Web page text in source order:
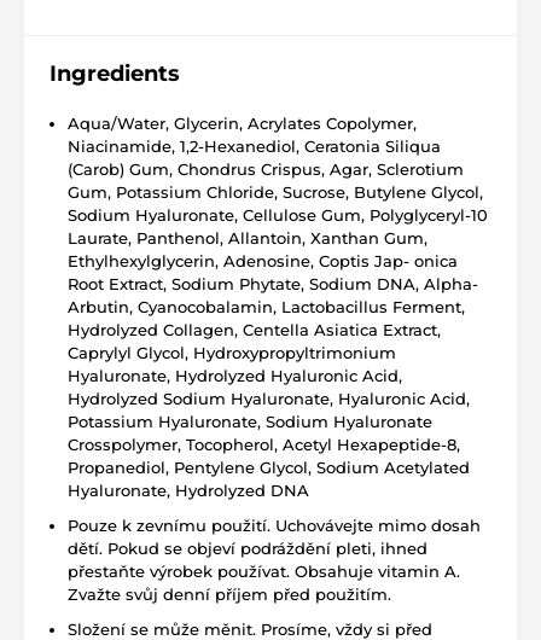
Ingredients
Aqua/Water, Glycerin, Acrylates Copolymer,
Niacinamide, 1,2-Hexanediol, Ceratonia Siliqua
(Carob) Gum, Chondrus Crispus, Agar, Sclerotium
Gum, Potassium Chloride, Sucrose, Butylene Glycol,
Sodium Hyaluronate, Cellulose Gum, Polyglyceryl-10
Laurate, Panthenol, Allantoin, Xanthan Gum,
Ethylhexylglycerin, Adenosine, Coptis Jap- onica
Root Extract, Sodium Phytate, Sodium DNA, Alpha-
Arbutin, Cyanocobalamin, Lactobacillus Ferment,
Hydrolyzed Collagen, Centella Asiatica Extract,
Caprylyl Glycol, Hydroxypropyltrimonium
Hyaluronate, Hydrolyzed Hyaluronic Acid,
Hydrolyzed Sodium Hyaluronate, Hyaluronic Acid,
Potassium Hyaluronate, Sodium Hyaluronate
Crosspolymer, Tocopherol, Acetyl Hexapeptide-8,
Propanediol, Pentylene Glycol, Sodium Acetylated
Hyaluronate, Hydrolyzed DNA
Pouze k zevnímu použití. Uchovávejte mimo dosah
dětí. Pokud se objeví podráždění pleti, ihned
přestaňte výrobek používat. Obsahuje vitamin A.
Zvažte svůj denní příjem před použitím.
Složení se může měnit. Prosíme, vždy si před